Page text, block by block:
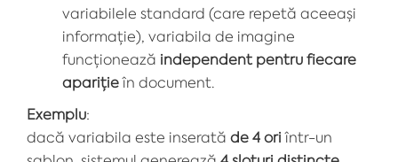
variabilele standard (care repetă aceeași
informație), variabila de imagine
funcționează independent pentru fiecare
aparițieîn document.
Exemplu:
dacă variabila este inserată de 4 ori într-un